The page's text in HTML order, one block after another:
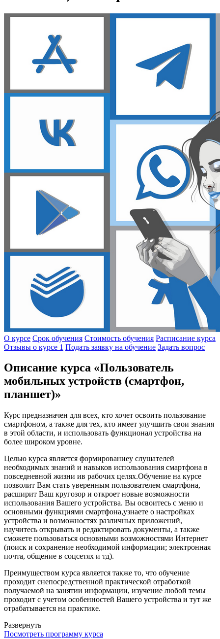
О курсе Срок обучения Стоимость обучения Расписание курса
Отзывы о курсе 1 Подать заявку на обучение Задать вопрос
Описание курса «Пользователь
мобильных устройств (смартфон,
планшет)»
Курс предназначен для всех, кто хочет освоить пользование
смартфоном, а также для тех, кто имеет улучшить свои знания
в этой области, и использовать функционал устройства на
более широком уровне.
Целью курса является формированиеу слушателей
необходимых знаний и навыков использования смартфона в
повседневной жизни ив рабочих целях.Обучение на курсе
позволит Вам стать уверенным пользователем смартфона,
расширит Ваш кругозор и откроет новые возможности
использования Вашего устройства. Вы освоитесь с меню и
основными функциями смартфона,узнаете о настройках
устройства и возможностях различных приложений,
научитесь открывать и редактировать документы, а также
сможете пользоваться основными возможностями Интернет
(поиск и сохранение необходимой информации; электронная
почта, общение в соцсетях и тд).
Преимуществом курса является также то, что обучение
проходит снепосредственной практической отработкой
получаемой на занятии информации, изучение любой темы
проходит с учетом особенностей Вашего устройства и тут же
отрабатывается на практике.
Развернуть
Посмотреть программу курса